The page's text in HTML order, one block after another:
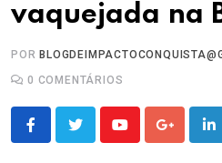
vaquejada na
POR
0 COMENTÁRIOS
YoutubeGoogle+